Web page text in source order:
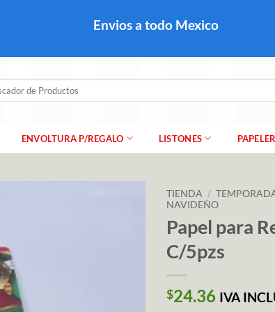
Envios a todo Mexico
ENVOLTURA P/REGALO LISTONES
TIENDA /
NAVIDEÑO
Papel para
C/5pzs
$24.36 IVA